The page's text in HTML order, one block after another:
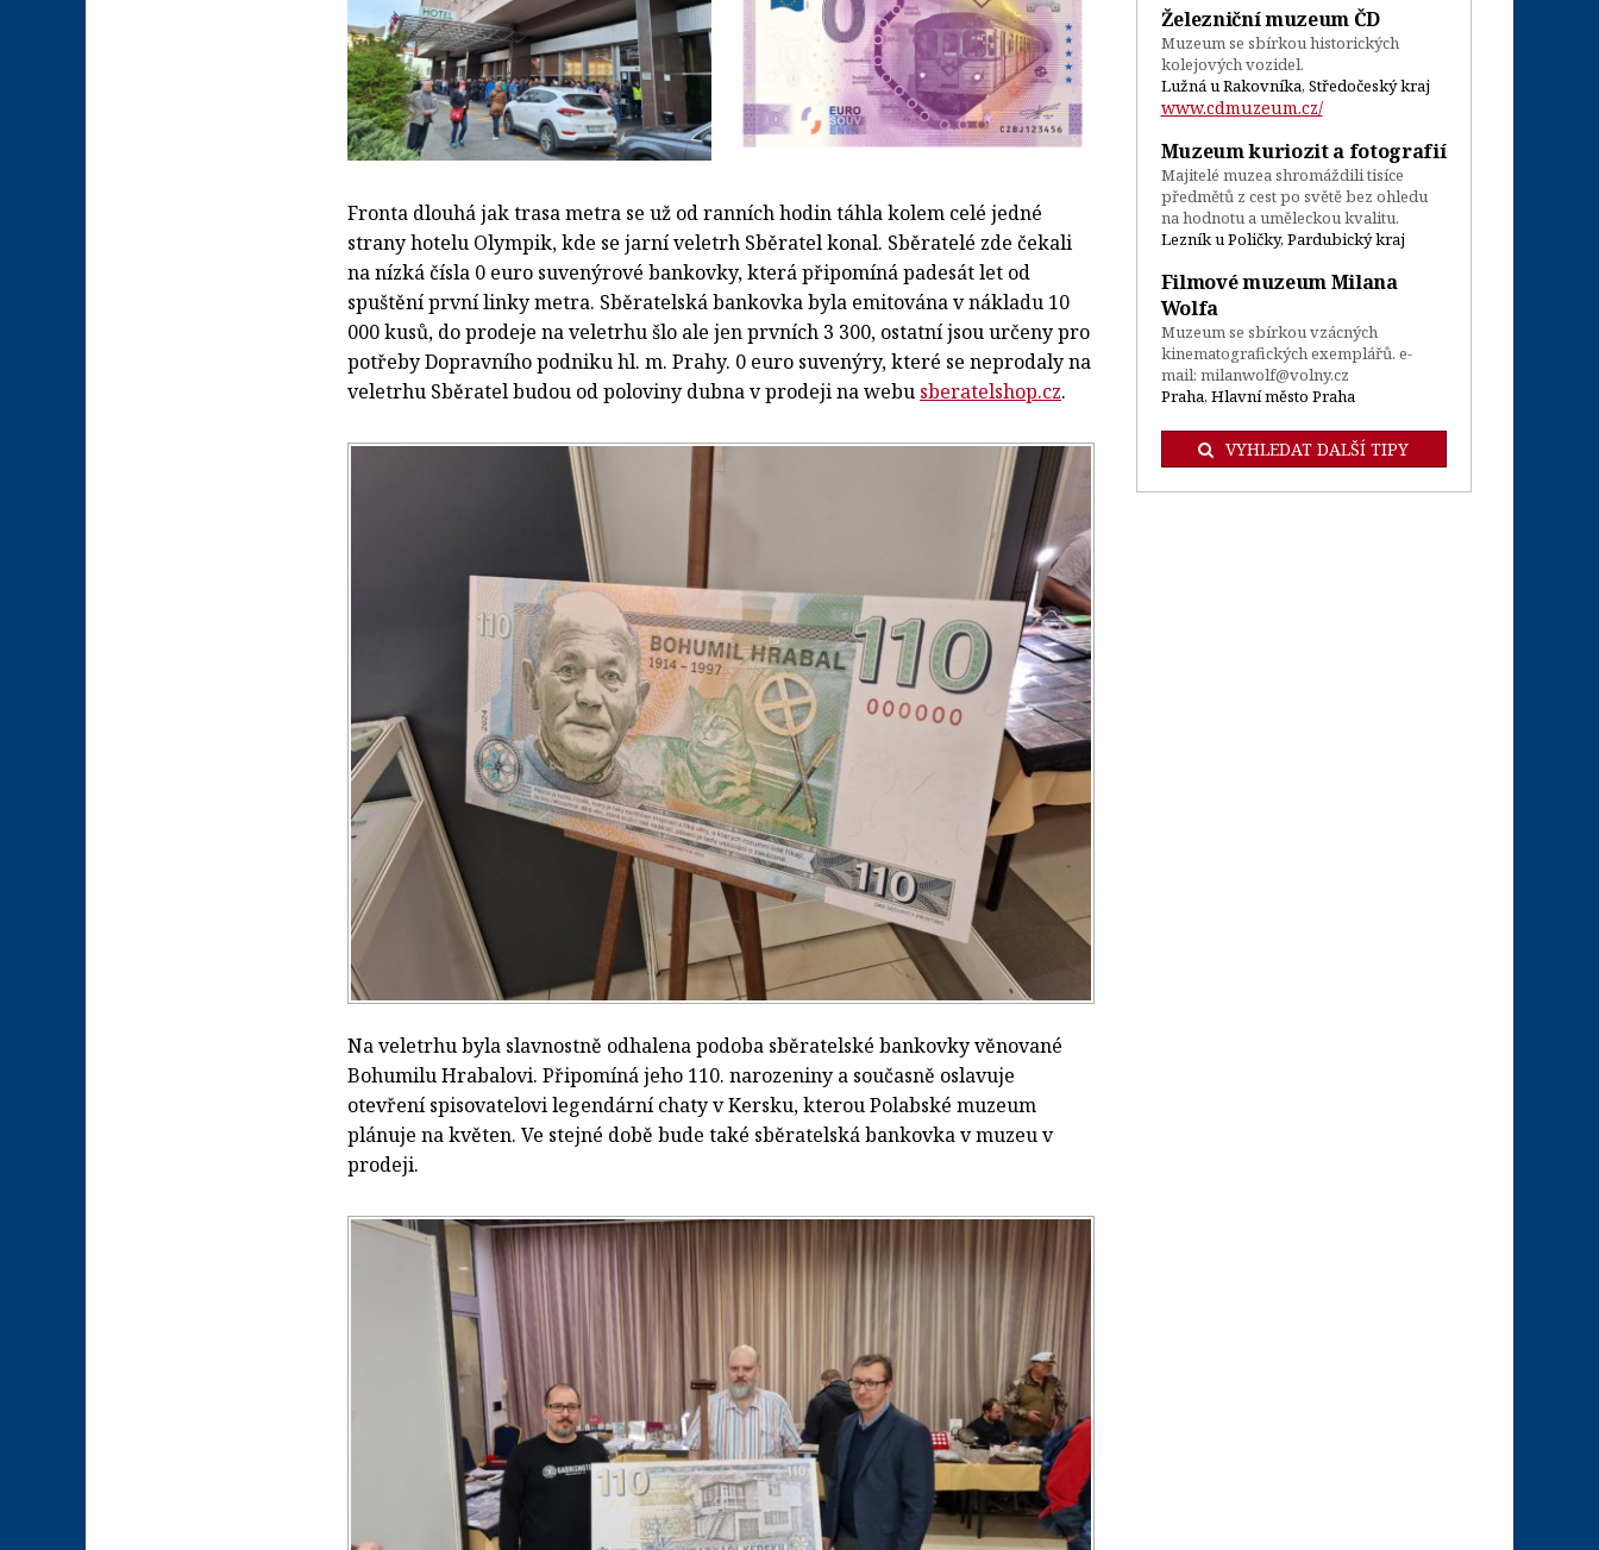
Fronta dlouhá jak trasa metra se už od ranních hodin táhla kolem celé jedné
strany hotelu Olympik, kde se jarní veletrh Sběratel konal. Sběratelé zde čekali
na nízká čísla 0 euro suvenýrové bankovky, která připomíná padesát let od
spuštění první linky metra. Sběratelská bankovka byla emitována v nákladu 10
000 kusů, do prodeje na veletrhu šlo ale jen prvních 3 300, ostatní jsou určeny pro
potřeby Dopravního podniku hl. m. Prahy. 0 euro suvenýry, které se neprodaly na
veletrhu Sběratel budou od poloviny dubna v prodeji na webu sberatelshop.cz.
Na veletrhu byla slavnostně odhalena podoba sběratelské bankovky věnované
Bohumilu Hrabalovi. Připomíná jeho 110. narozeniny a současně oslavuje
otevření spisovatelovi legendární chaty v Kersku, kterou Polabské muzeum
plánuje na květen. Ve stejné době bude také sběratelská bankovka v muzeu v
prodeji.
Železniční muzeum ČD
Muzeum se sbírkou historických
kolejových vozidel.
Lužná u Rakovníka, Středočeský kraj
www.cdmuzeum.cz/
Muzeum kuriozit a fotografií
Majitelé muzea shromáždili tisíce
předmětů z cest po světě bez ohledu
na hodnotu a uměleckou kvalitu.
Lezník u Poličky, Pardubický kraj
Filmové muzeum Milana
Wolfa
Muzeum se sbírkou vzácných
kinematografických exemplářů. e-
mail: milanwolf@volny.cz
Praha, Hlavní město Praha
VYHLEDAT DALŠÍ TIPY